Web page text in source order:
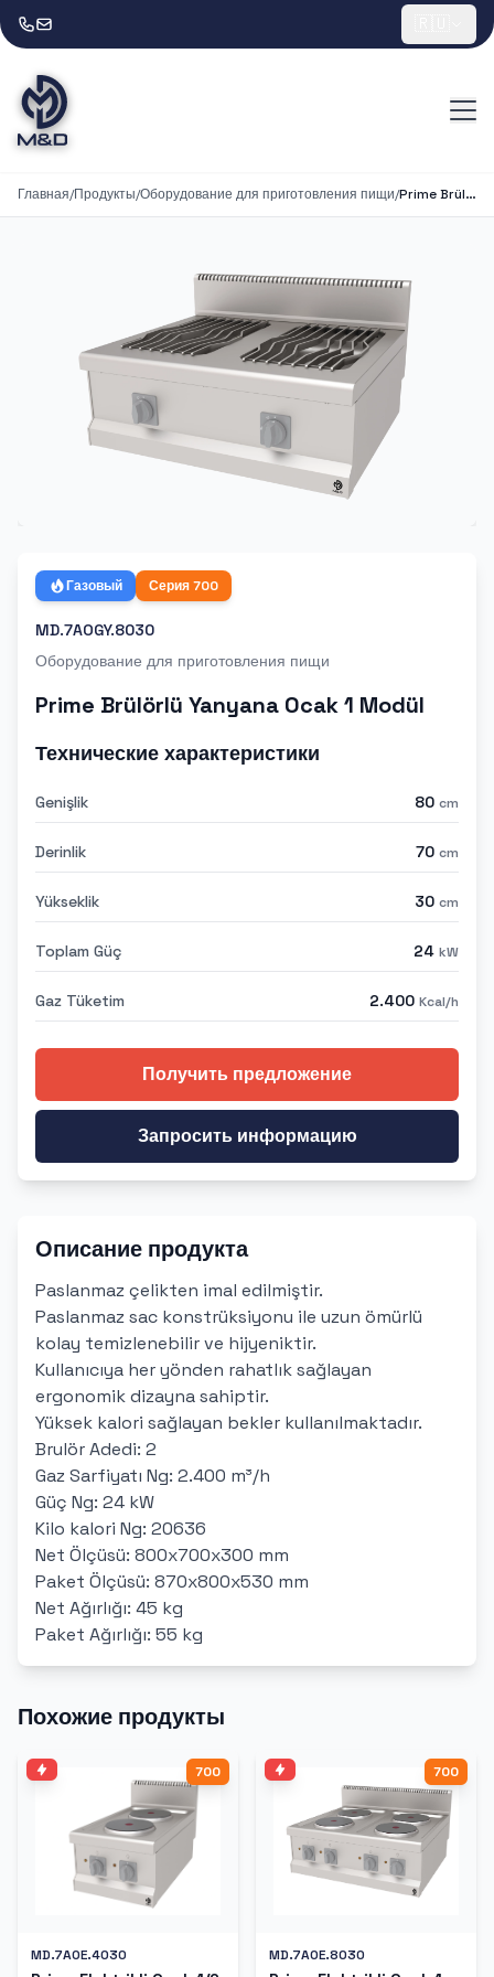
Главная/Продукты/Оборудование для приготовления пищи/ Prime Brülörlü Yanyana Ocak 1 Modül
Газовый Серия700
MD.7AOGY.8030
Оборудование для приготовления пищи
Prime Brülörlü Yanyana Ocak 1 Modül
Технические характеристики
Genişlik 80 cm
Derinlik 70 cm
Yükseklik 30 cm
Toplam Güç 24 kW
Gaz Tüketim 2.400 Kcal/h
Получить предложение
Запросить информацию
Описание продукта
Paslanmaz çelikten imal edilmiştir.
Paslanmaz sac konstrüksiyonu ile uzun ömürlü
kolay temizlenebilir ve hijyeniktir.
Kullanıcıya her yönden rahatlık sağlayan
ergonomik dizayna sahiptir.
Yüksek kalori sağlayan bekler kullanılmaktadır.
Brulör Adedi: 2
Gaz Sarfiyatı Ng: 2.400 m³/h
Güç Ng: 24 kW
Kilo kalori Ng: 20636
Net Ölçüsü: 800x700x300 mm
Paket Ölçüsü: 870x800x530 mm
Net Ağırlığı: 45 kg
Paket Ağırlığı: 55 kg
Похожие продукты
700
MD.7AOE.4030
700
MD.7AOE.8030